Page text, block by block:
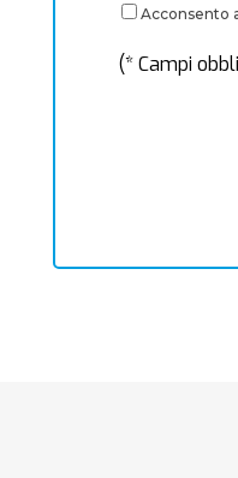
Acconsento
(* Campi